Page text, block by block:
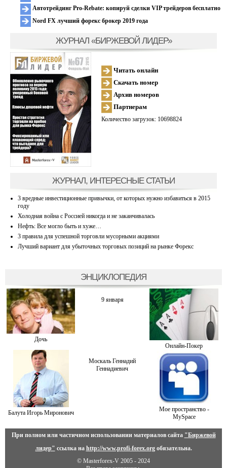
Автотрейдинг Pro-Rebate: копируй сделки VIP трейдеров бесплатно
Nord FX лучший форекс брокер 2019 года
ЖУРНАЛ «БИРЖЕВОЙ ЛИДЕР»
Читать онлайн
Скачать номер
Архив номеров
Партнерам
Количество загрузок: 10698824
ЖУРНАЛ, ИНТЕРЕСНЫЕ СТАТЬИ
3 вредные инвестиционные привычки, от которых нужно избавиться в 2015
году
Холодная война с Россией никогда и не заканчивалась
Нефть: Все могло быть и хуже…
3 правила для успешной торговли мусорными акциями
Лучший вариант для убыточных торговых позиций на рынке Форекс
ЭНЦИКЛОПЕДИЯ
Дочь
9 января
Онлайн-Покер
Балута Игорь Миронович
Москаль Геннадий
Геннадиевич
Мое пространство -
MySpace
При полном или частичном использовании материалов сайта "Биржевой
лидер" ссылка на http://www.profi-forex.orgобязательна.
© Masterforex-V 2005 - 2024